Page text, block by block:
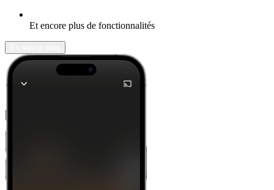
Et encore plus de fonctionnalités